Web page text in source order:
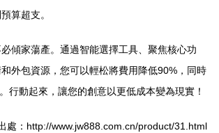
算超支。
傾家蕩產。通過智能選擇工具、聚焦核心功
外包資源，您可以輕松將費用降低90%，同時
行動起來，讓您的創意以更低成本變為現實！
處：http://www.jw888.com.cn/product/31.html